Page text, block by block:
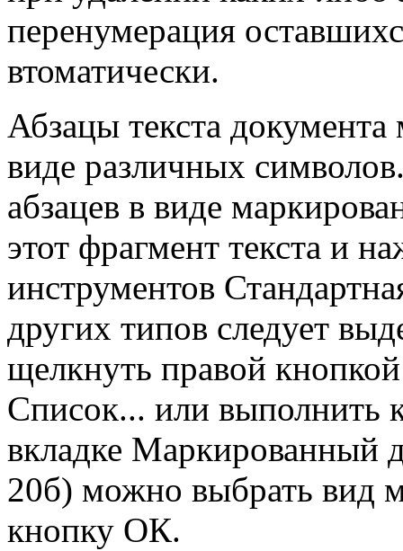
перенумерация
втоматически.
Абзацы текста
виде различных
абзацев в виде
этот фрагмент текста и
инструментов
других типов следует
щелкнуть правой
Список... или выполнить
вкладке Маркированный
20б) можно выбрать вид
кнопку ОК.